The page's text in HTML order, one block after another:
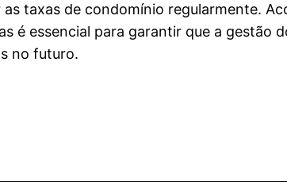
taxas de condomínio regularmente.
é essencial para garantir que a
no futuro.